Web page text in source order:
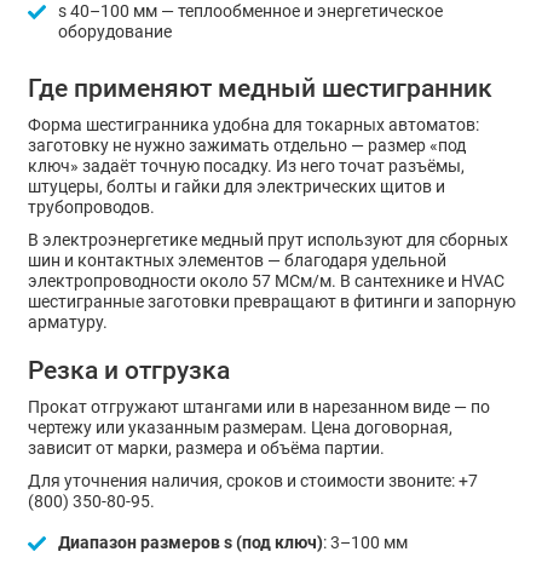
s 40–100 мм — теплообменное и энергетическое
оборудование
Где применяют медный шестигранник
Форма шестигранника удобна для токарных автоматов:
заготовку не нужно зажимать отдельно — размер «под
ключ» задаёт точную посадку. Из него точат разъёмы,
штуцеры, болты и гайки для электрических щитов и
трубопроводов.
В электроэнергетике медный прут используют для сборных
шин и контактных элементов — благодаря удельной
электропроводности около 57 МСм/м. В сантехнике и HVAC
шестигранные заготовки превращают в фитинги и запорную
арматуру.
Резка и отгрузка
Прокат отгружают штангами или в нарезанном виде — по
чертежу или указанным размерам. Цена договорная,
зависит от марки, размера и объёма партии.
Для уточнения наличия, сроков и стоимости звоните: +7
(800) 350-80-95.
Диапазон размеров s (под ключ): 3–100 мм